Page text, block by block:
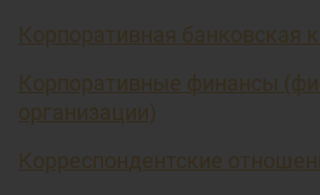
Корпоративная банковская
Корпоративные финансы
организации)
Корреспондентские